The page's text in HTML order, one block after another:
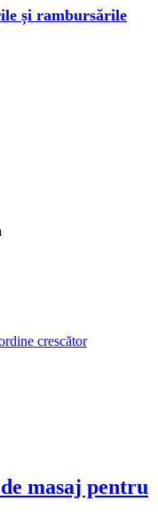
și rambursările
crescător
masaj pentru